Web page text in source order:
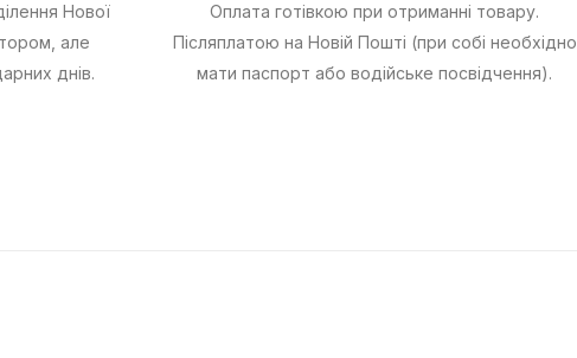
Нової
але
днів.
Оплата готівкою при отриманні товару.
Післяплатою на Новій Пошті (при собі необхідно
мати паспорт або водійське посвідчення).